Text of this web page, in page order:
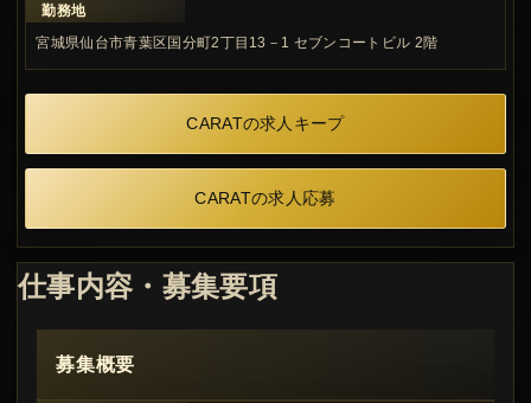
勤務地
宮城県仙台市青葉区国分町2丁目13－1 セブンコートビル 2階
CARATの求人キープ
CARATの求人応募
仕事内容・募集要項
募集概要